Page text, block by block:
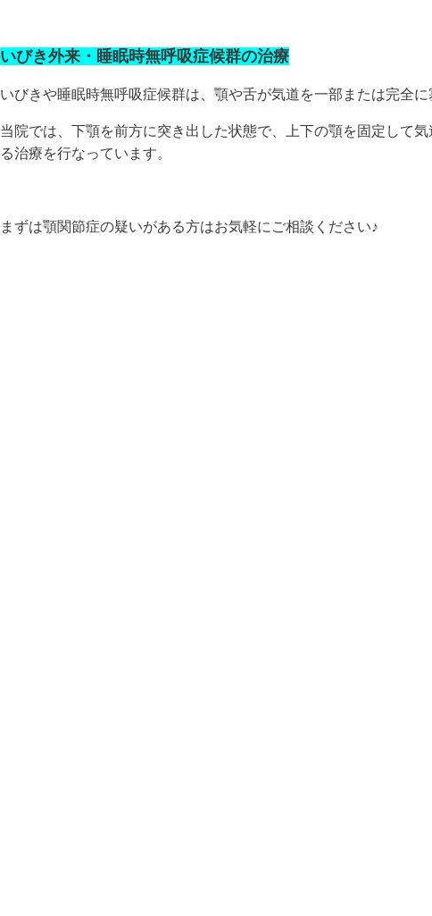
いびき外来・睡眠時無呼吸症候群の治療
いびきや睡眠時無呼吸症候群は、顎や舌が気道を一部または完全
当院では、下顎を前方に突き出した状態で、上下の顎を固定して
る治療を行なっています。
まずは顎関節症の疑いがある方はお気軽にご相談ください♪